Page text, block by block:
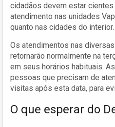
cidadãos devem estar cientes
atendimento nas unidades
quanto nas cidades do interior.
Os atendimentos nas
retornarão normalmente na
em seus horários habituais.
pessoas que precisam de
visitas após esta data, para
O que esperar do